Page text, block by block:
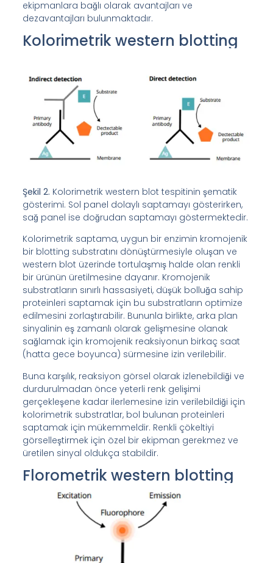
ekipmanlara bağlı olarak avantajları ve
dezavantajları bulunmaktadır.
Kolorimetrik western blotting
Şekil 2. Kolorimetrik western blot tespitinin şematik
gösterimi. Sol panel dolaylı saptamayı gösterirken,
sağ panel ise doğrudan saptamayı göstermektedir.
Kolorimetrik saptama, uygun bir enzimin kromojenik
bir blotting substratını dönüştürmesiyle oluşan ve
western blot üzerinde tortulaşmış halde olan renkli
bir ürünün üretilmesine dayanır. Kromojenik
substratların sınırlı hassasiyeti, düşük bolluğa sahip
proteinleri saptamak için bu substratların optimize
edilmesini zorlaştırabilir. Bununla birlikte, arka plan
sinyalinin eş zamanlı olarak gelişmesine olanak
sağlamak için kromojenik reaksiyonun birkaç saat
(hatta gece boyunca) sürmesine izin verilebilir.
Buna karşılık, reaksiyon görsel olarak izlenebildiği ve
durdurulmadan önce yeterli renk gelişimi
gerçekleşene kadar ilerlemesine izin verilebildiği için
kolorimetrik substratlar, bol bulunan proteinleri
saptamak için mükemmeldir. Renkli çökeltiyi
görselleştirmek için özel bir ekipman gerekmez ve
üretilen sinyal oldukça stabildir.
Florometrik western blotting